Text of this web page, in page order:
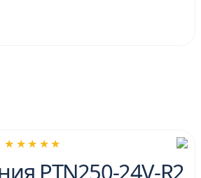
★★★★★
PTN250-24V-R2